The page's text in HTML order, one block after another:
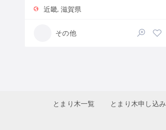
近畿 滋賀県
その他
とまり木一覧 とまり木申し込み